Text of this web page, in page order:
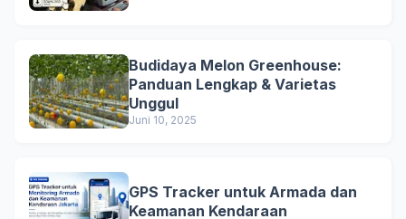
Budidaya Melon Greenhouse:
Panduan Lengkap & Varietas
Unggul
Juni 10, 2025
GPS Tracker untuk Armada dan
Keamanan Kendaraan